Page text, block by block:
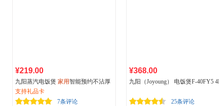
¥219.00
九阳蒸汽电饭煲 家用智能预约不沾厚
釜内胆电饭锅煮饭煲汤电饭煲
支持礼品卡
7条评论
¥368.00
九阳（Joyoung） 电饭煲F-40FY5
钢化玻璃电饭煲F-50FY5
25条评论